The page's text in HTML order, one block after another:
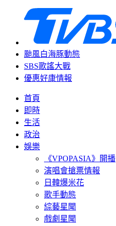
颱風白海豚動態
SBS歌謠大戰
優惠好康情報
首頁
即時
生活
政治
娛樂
《VPOPASIA》開播
演唱會搶票情報
日韓爆米花
歌手動態
綜藝星聞
戲劇星聞